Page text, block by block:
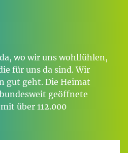
wo wir uns wohlfühlen,
für uns da sind. Wir
gut geht. Die Heimat
geöffnete
über 112.000